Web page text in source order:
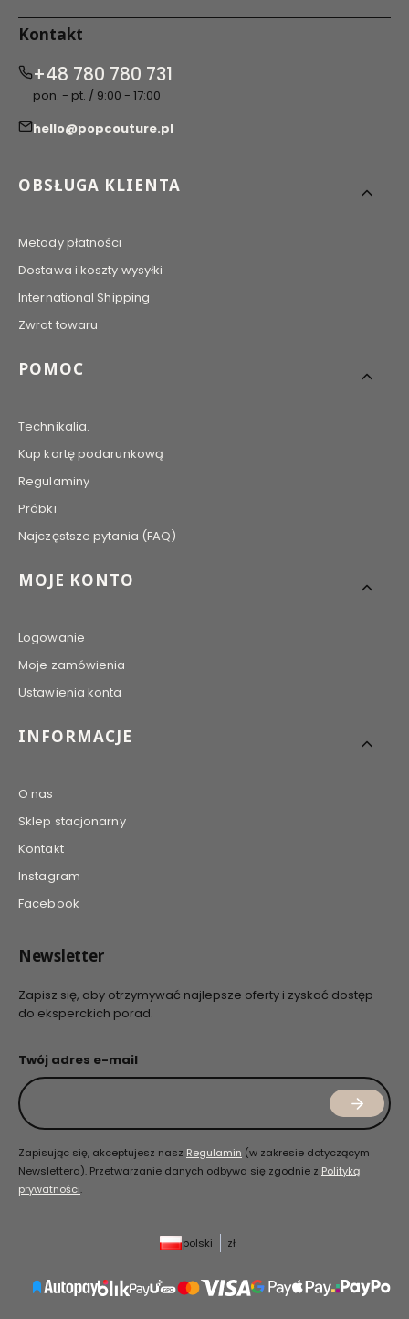
Kontakt
+48 780 780 731
pon. - pt. / 9:00 - 17:00
hello@popcouture.pl
Linki w stopce
OBSŁUGA KLIENTA
Metody płatności
Dostawa i koszty wysyłki
International Shipping
Zwrot towaru
POMOC
Technikalia.
Kup kartę podarunkową
Regulaminy
Próbki
Najczęstsze pytania (FAQ)
MOJE KONTO
Logowanie
Moje zamówienia
Ustawienia konta
INFORMACJE
O nas
Sklep stacjonarny
Kontakt
Instagram
Facebook
Newsletter
Zapisz się, aby otrzymywać najlepsze oferty i zyskać dostęp
do eksperckich porad.
Twój adres e-mail
Zapisując się, akceptujesz nasz Regulamin (w zakresie dotyczącym
Newslettera). Przetwarzanie danych odbywa się zgodnie z Polityką
prywatności.
polski zł